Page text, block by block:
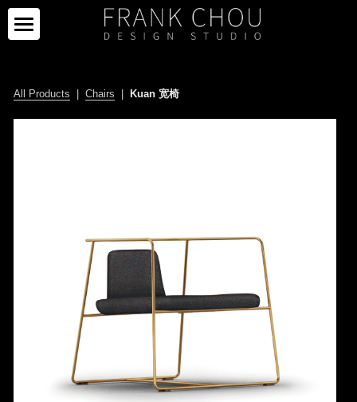
PARTNERS
SPACE
OTHERS
LIMITED SERIES
IMAGE GALLERY
SALE
NEWS
PRESS CLIPPING
ABOUT
ABOUT
CAREER
CONTACT
中文
All Products Chairs Kuan 宽椅